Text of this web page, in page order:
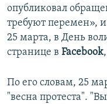
опубликовал
требуют перемен»,
25 марта, в День
странице в Facebook
По его словам, 25
"весна протеста".